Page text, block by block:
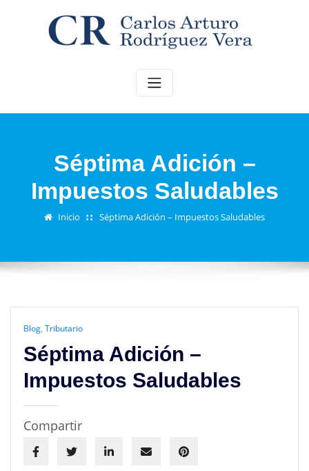
Séptima Adición –
Impuestos Saludables
Inicio Séptima Adición – Impuestos Saludables
Blog, Tributario
Séptima Adición –
Impuestos Saludables
Compartir